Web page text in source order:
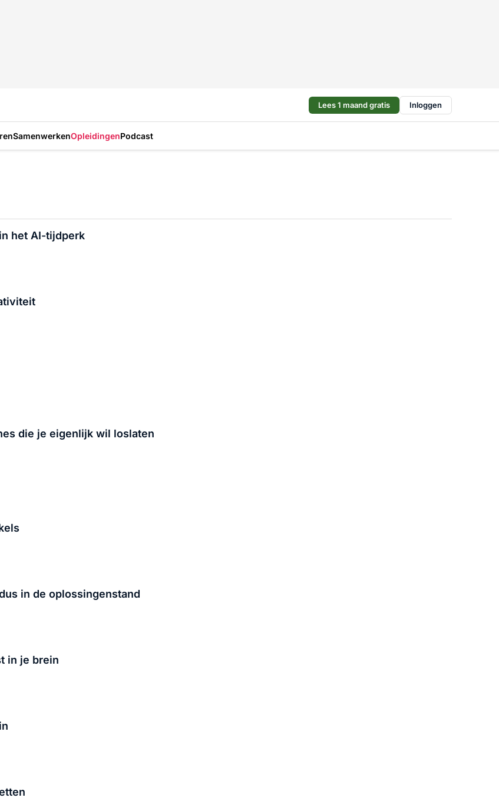
Lees 1 maand gratis Inloggen
SamenwerkenOpleidingenPodcast
het AI-tijdperk
die je eigenlijk wil loslaten
in de oplossingenstand
in je brein